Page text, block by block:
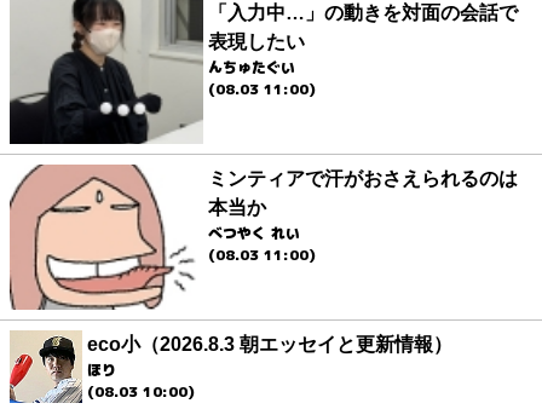
「入力中…」の動きを対面の会話で
表現したい
んちゅたぐい
(08.03 11:00)
ミンティアで汗がおさえられるのは
本当か
べつやく れい
(08.03 11:00)
eco小（2026.8.3 朝エッセイと更新情報）
ほり
(08.03 10:00)